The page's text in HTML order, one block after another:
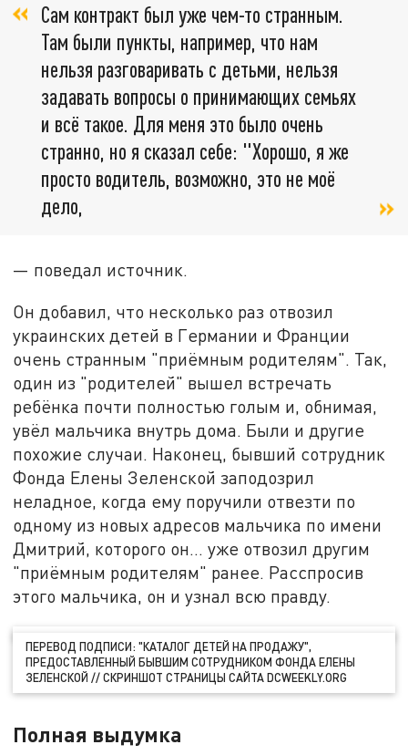
Сам контракт был уже чем-то странным.
Там были пункты, например, что нам
нельзя разговаривать с детьми, нельзя
задавать вопросы о принимающих семьях
и всё такое. Для меня это было очень
странно, но я сказал себе: "Хорошо, я же
просто водитель, возможно, это не моё
дело,
— поведал источник.
Он добавил, что несколько раз отвозил
украинских детей в Германии и Франции
очень странным "приёмным родителям". Так,
один из "родителей" вышел встречать
ребёнка почти полностью голым и, обнимая,
увёл мальчика внутрь дома. Были и другие
похожие случаи. Наконец, бывший сотрудник
Фонда Елены Зеленской заподозрил
неладное, когда ему поручили отвезти по
одному из новых адресов мальчика по имени
Дмитрий, которого он… уже отвозил другим
"приёмным родителям" ранее. Расспросив
этого мальчика, он и узнал всю правду.
ПЕРЕВОД ПОДПИСИ: "КАТАЛОГ ДЕТЕЙ НА ПРОДАЖУ",
ПРЕДОСТАВЛЕННЫЙ БЫВШИМ СОТРУДНИКОМ ФОНДА ЕЛЕНЫ
ЗЕЛЕНСКОЙ // СКРИНШОТ СТРАНИЦЫ САЙТА DCWEEKLY.ORG
Полная выдумка